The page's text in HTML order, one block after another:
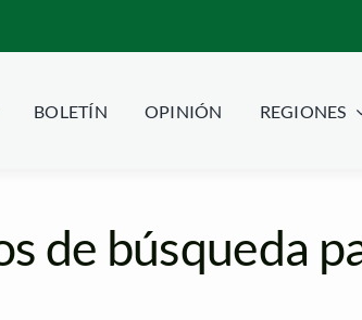
BOLETÍN OPINIÓN REGIONES
de búsqueda